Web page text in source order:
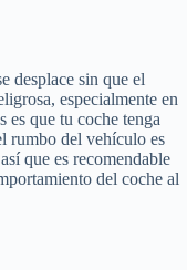
desplace sin que el
especialmente en
es que tu coche tenga
rumbo del vehículo es
que es recomendable
del coche al